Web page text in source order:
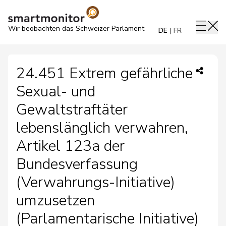
Wir beobachten das Schweizer Parlament DE FR
24.451 Extrem gefährliche
Sexual- und
Gewaltstraftäter
lebenslänglich verwahren,
Artikel 123a der
Bundesverfassung
(Verwahrungs-Initiative)
umzusetzen
(Parlamentarische Initiative)